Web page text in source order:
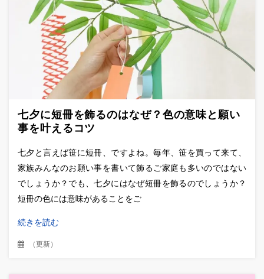
七夕に短冊を飾るのはなぜ？色の意味と願い
事を叶えるコツ
七夕と言えば笹に短冊、ですよね。毎年、笹を買って来て、
家族みんなのお願い事を書いて飾るご家庭も多いのではない
でしょうか？でも、七夕にはなぜ短冊を飾るのでしょうか？
短冊の色には意味があることをご
続きを読む
（更新）